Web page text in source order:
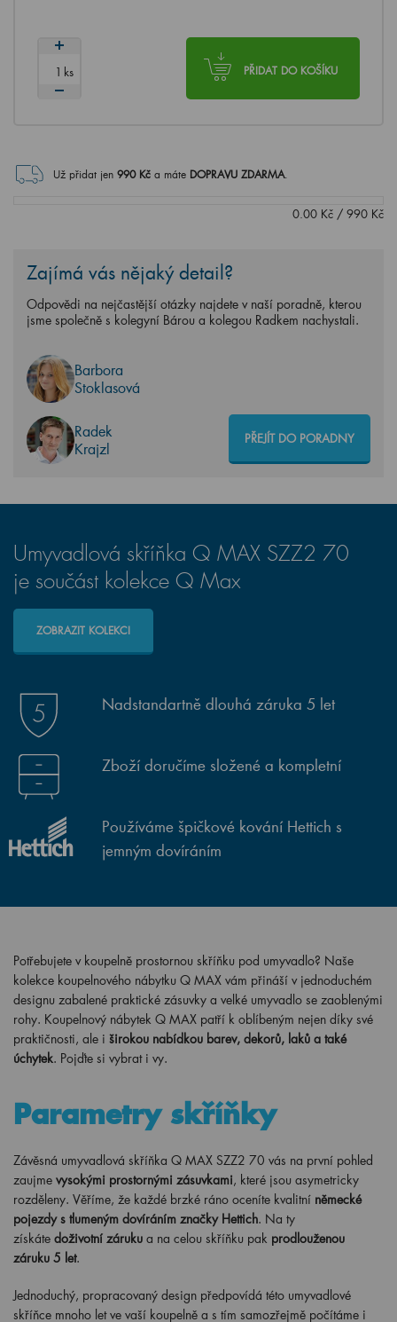
PŘIDAT DO KOŠÍKU
ks
Už přidat jen 990Kč a máte DOPRAVU ZDARMA.
0.00 Kč / 990 Kč
Zajímá vás nějaký detail?
Odpovědi na nejčastější otázky najdete v naší poradně, kterou
jsme společně s kolegyní Bárou a kolegou Radkem nachystali.
Barbora
Stoklasová
Radek
Krajzl
PŘEJÍT DO PORADNY
Umyvadlová skříňka Q MAX SZZ2 70
je součást kolekce Q Max
ZOBRAZIT KOLEKCI
Nadstandartně dlouhá záruka 5 let
Zboží doručíme složené a kompletní
Používáme špičkové kování Hettich s
jemným dovíráním
Potřebujete v koupelně prostornou skříňku pod umyvadlo? Naše
kolekce koupelnového nábytku Q MAX vám přináší v jednoduchém
designu zabalené praktické zásuvky a velké umyvadlo se zaoblenými
rohy. Koupelnový nábytek Q MAX patří k oblíbeným nejen díky své
praktičnosti, ale i širokou nabídkou barev, dekorů, laků a také
úchytek. Pojďte si vybrat i vy.
Parametry skříňky
Závěsná umyvadlová skříňka Q MAX SZZ2 70 vás na první pohled
zaujme vysokými prostornými zásuvkami, které jsou asymetricky
rozděleny. Věříme, že každé brzké ráno oceníte kvalitní německé
pojezdy s tlumeným dovíráním značky Hettich. Na ty
získáte doživotní záruku a na celou skříňku pak prodlouženou
záruku 5 let.
Jednoduchý, propracovaný design předpovídá této umyvadlové
skříňce mnoho let ve vaší koupelně a s tím samozřejmě počítáme i